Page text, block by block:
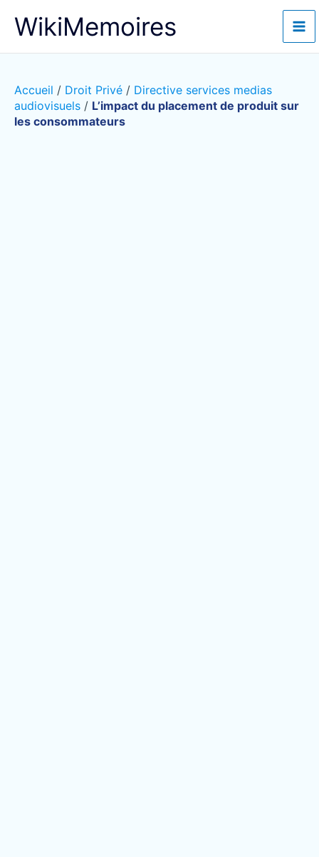
WikiMemoires
Accueil / Droit Privé / Directive services medias
audiovisuels / L’impact du placement de produit sur
les consommateurs